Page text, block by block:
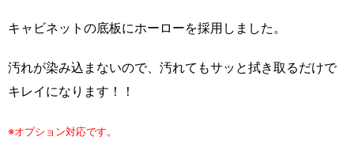
キャビネットの底板にホーローを採用しました。
汚れが染み込まないので、汚れてもサッと拭き取るだけで
キレイになります！！
※オプション対応です。